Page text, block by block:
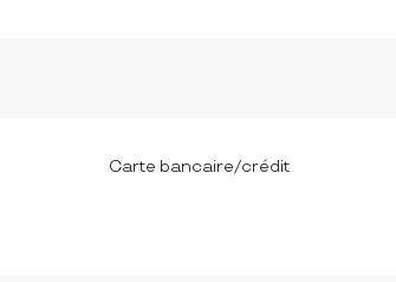
Carte bancaire/crédit